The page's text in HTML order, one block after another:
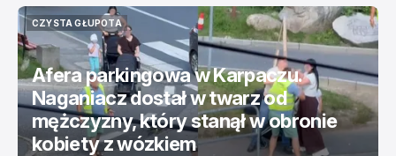
CZYSTA GŁUPOTA
CZYSTA GŁUPOTA
Afera parkingowa w Karpaczu.
Naganiacz dostał w twarz od
mężczyzny, który stanął w obronie
kobiety z wózkiem